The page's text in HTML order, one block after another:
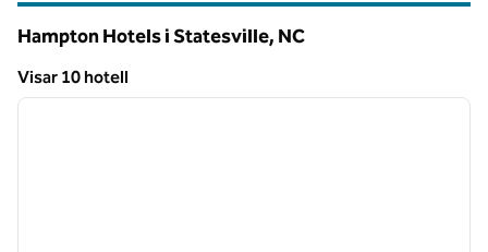
Hampton Hotels i Statesville, NC
Visar 10 hotell
Visar 10 hotell
1 av 12
nästa